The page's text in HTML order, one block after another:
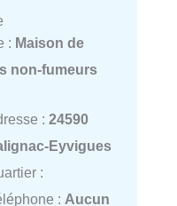
: Maison de
non-fumeurs
: 24590
Eyvigues
:
: Aucun